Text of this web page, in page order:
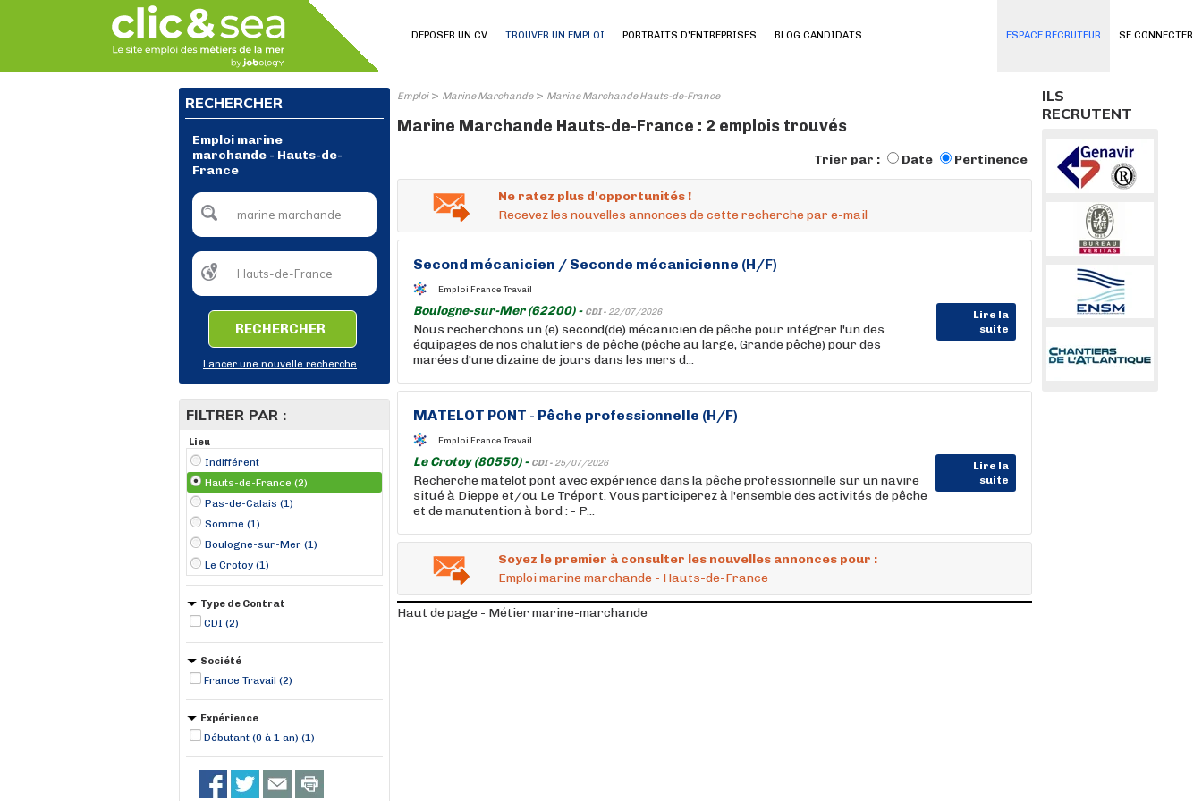
SE CONNECTER
DEPOSER UN CV TROUVER UN EMPLOI PORTRAITS D'ENTREPRISES BLOG CANDIDATS ESPACE RECRUTEUR
RECHERCHER
Emploi marine
marchande - Hauts-de-
France
RECHERCHER
Lancer une nouvelle recherche
FILTRER PAR :
Lieu
Indifférent
Hauts-de-France (2)
Pas-de-Calais (1)
Somme (1)
Boulogne-sur-Mer (1)
Le Crotoy (1)
Type de Contrat
CDI (2)
Société
France Travail (2)
Expérience
Débutant (0 à 1 an) (1)
Emploi> Marine Marchande> Marine Marchande Hauts-de-France
Marine Marchande Hauts-de-France : 2 emplois trouvés
Trier par : Date Pertinence
Ne ratez plus d'opportunités !
Recevez les nouvelles annonces de cette recherche par e-mail
Second mécanicien / Seconde mécanicienne (H/F)
Emploi France Travail
Boulogne-sur-Mer (62200) - CDI - 22/07/2026
Lire la
suite
Nous recherchons un (e) second(de) mécanicien de pêche pour intégrer l'un des
équipages de nos chalutiers de pêche (pêche au large, Grande pêche) pour des
marées d'une dizaine de jours dans les mers d...
MATELOT PONT - Pêche professionnelle (H/F)
Emploi France Travail
Le Crotoy (80550) - CDI - 25/07/2026
Lire la
suite
Recherche matelot pont avec expérience dans la pêche professionnelle sur un navire
situé à Dieppe et/ou Le Tréport. Vous participerez à l'ensemble des activités de pêche
et de manutention à bord : - P...
Soyez le premier à consulter les nouvelles annonces pour :
Emploi marine marchande - Hauts-de-France
Haut de page - Métier marine-marchande
ILS
RECRUTENT